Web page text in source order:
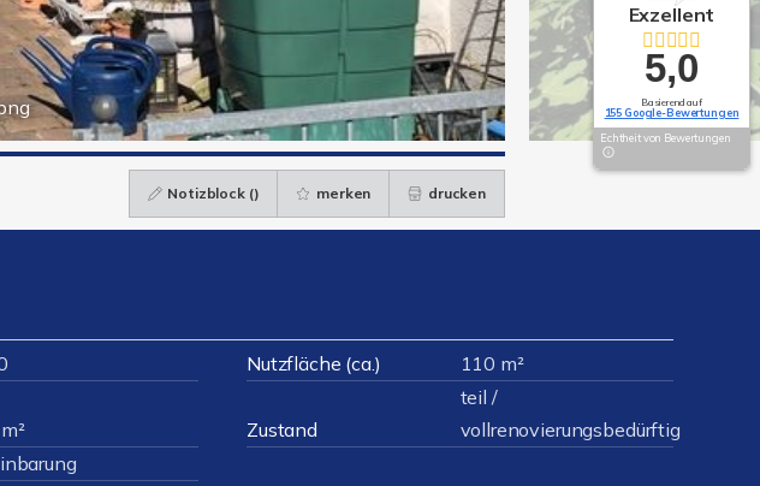
Notizblock () merken drucken
Nutzfläche (ca.) 110 m²
Zustand
teil /
vollrenovierungsbedürftig
Exzellent
5,0
Basierend auf
155 Google-Bewertungen
Echtheit von Bewertungen